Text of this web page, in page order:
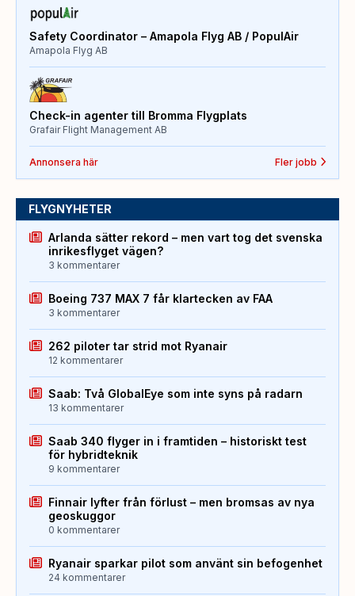
Safety Coordinator – Amapola Flyg AB / PopulAir
Amapola Flyg AB
Check-in agenter till Bromma Flygplats
Grafair Flight Management AB
Annonsera här Fler jobb
FLYGNYHETER
Arlanda sätter rekord – men vart tog det svenska
inrikesflyget vägen?
3 kommentarer
Boeing 737 MAX 7 får klartecken av FAA
3 kommentarer
262 piloter tar strid mot Ryanair
12 kommentarer
Saab: Två GlobalEye som inte syns på radarn
13 kommentarer
Saab 340 flyger in i framtiden – historiskt test
för hybridteknik
9 kommentarer
Finnair lyfter från förlust – men bromsas av nya
geoskuggor
0 kommentarer
Ryanair sparkar pilot som använt sin befogenhet
24 kommentarer